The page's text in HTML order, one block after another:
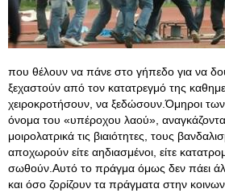
που θέλουν να πάνε στο γήπεδο για να
ξεχαστούν από τον κατατρεγμό της
χειροκροτήσουν, να ξεδώσουν.Όμηροι
όνομα του «υπέροχου λαού»,
μοιρολατρικά τις βιαιότητες, τους
αποχωρούν είτε αηδιασμένοι, είτε
σωθούν.Αυτό το πράγμα όμως δεν πάει
και όσο ζορίζουν τα πράγματα στην